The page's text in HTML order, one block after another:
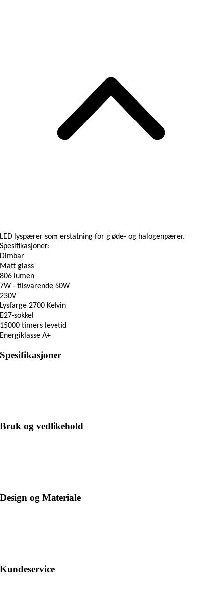
LED lyspærer som erstatning for gløde- og halogenpærer.
Spesifikasjoner:
Dimbar
Matt glass
806 lumen
7W - tilsvarende 60W
230V
Lysfarge 2700 Kelvin
E27-sokkel
15000 timers levetid
Energiklasse A+
Spesifikasjoner
Bruk og vedlikehold
Design og Materiale
Kundeservice